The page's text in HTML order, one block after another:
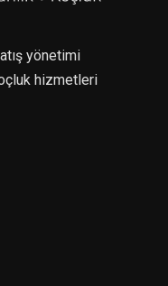
yönetimi
hizmetleri